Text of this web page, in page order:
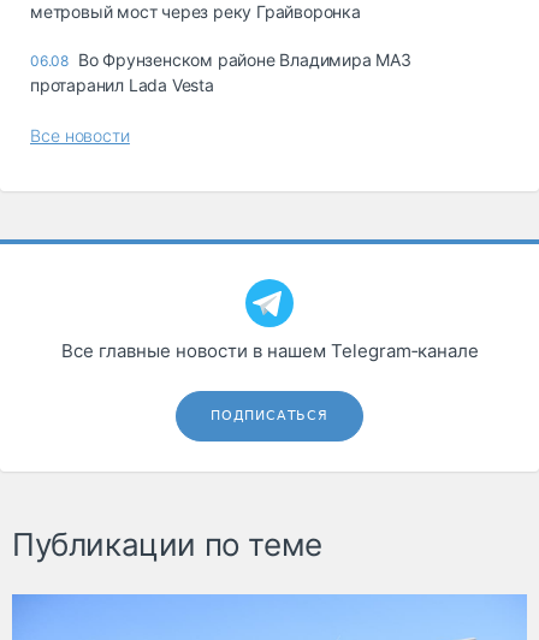
метровый мост через реку Грайворонка
06.08 Во Фрунзенском районе Владимира МАЗ
протаранил Lada Vesta
Все новости
Все главные новости в нашем Telegram‑канале
ПОДПИСАТЬСЯ
Публикации по теме